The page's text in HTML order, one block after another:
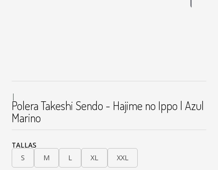
|
Polera Takeshi Sendo - Hajime no Ippo | Azul
Marino
TALLAS
S
M L XL XXL